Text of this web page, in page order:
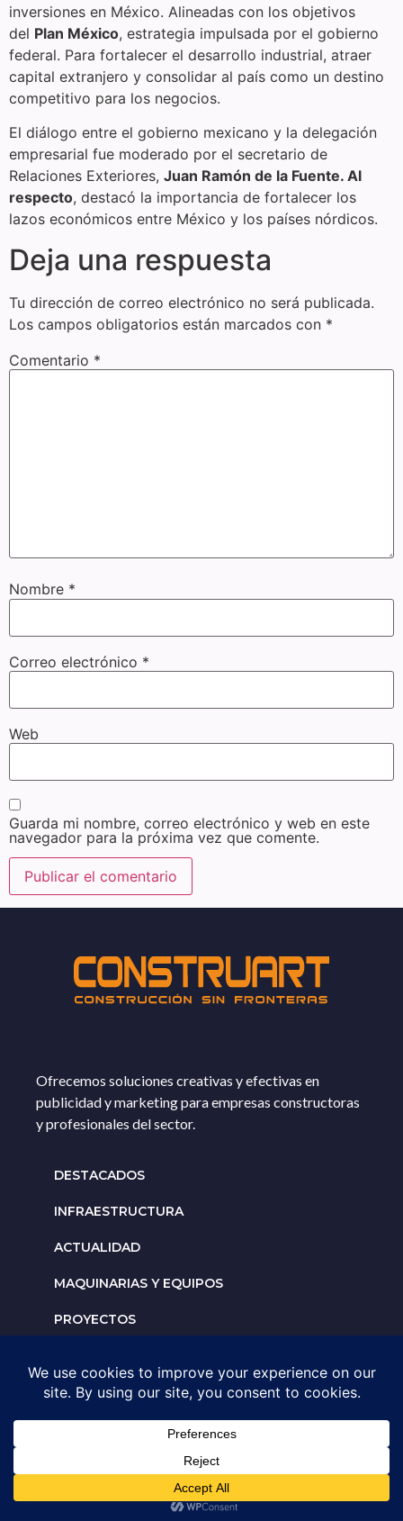
inversiones en México. Alineadas con los objetivos
del Plan México, estrategia impulsada por el gobierno
federal. Para fortalecer el desarrollo industrial, atraer
capital extranjero y consolidar al país como un destino
competitivo para los negocios.
El diálogo entre el gobierno mexicano y la delegación
empresarial fue moderado por el secretario de
Relaciones Exteriores, Juan Ramón de la Fuente. Al
respecto, destacó la importancia de fortalecer los
lazos económicos entre México y los países nórdicos.
Deja una respuesta
Tu dirección de correo electrónico no será publicada.
Los campos obligatorios están marcados con *
Comentario *
Nombre *
Correo electrónico *
Web
Guarda mi nombre, correo electrónico y web en este
navegador para la próxima vez que comente.
Ofrecemos soluciones creativas y efectivas en
publicidad y marketing para empresas constructoras
y profesionales del sector.
DESTACADOS
INFRAESTRUCTURA
ACTUALIDAD
MAQUINARIAS Y EQUIPOS
PROYECTOS
Solicita un espacio para
tu negocio
AGENDA UNA ASESORÍA